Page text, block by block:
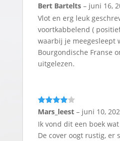
Gewaardeerd
Bert Bartelts – juni 16,
Vlot en erg leuk
voortkabbelend (
waarbij je meegesleept
Bourgondische Franse
uitgelezen.
Gewaarde
uit
5
Mars_leest – juni 10,
Ik vond dit een boek
De cover oogt rustig, er